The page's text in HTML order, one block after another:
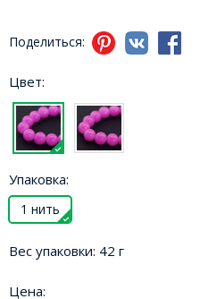
Поделиться:
Цвет:
Упаковка:
1 нить
Вес упаковки: 42 г
Цена: